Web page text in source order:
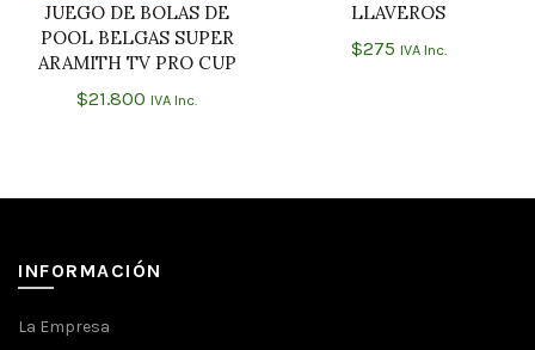
AÑADIR AL CARRITO
JUEGO DE BOLAS DE
POOL BELGAS SUPER
ARAMITH TV PRO CUP
$21.800 IVA Inc.
AÑADIR AL CARRITO
LLAVEROS
$275 IVA Inc.
INFORMACIÓN
La Empresa